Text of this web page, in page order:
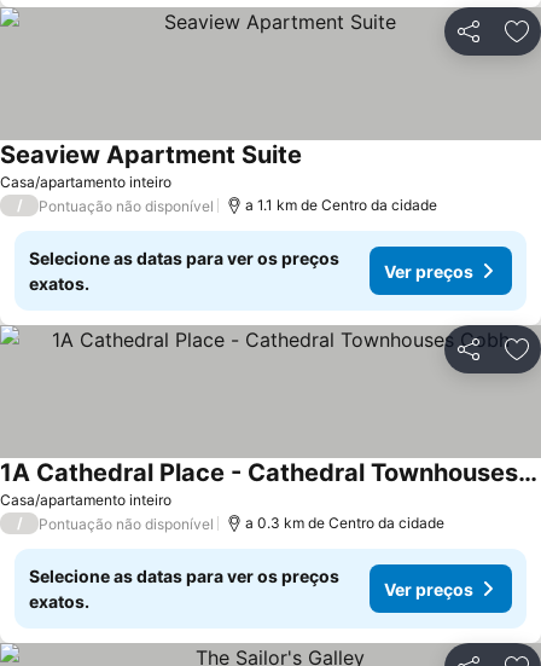
Partilhar
Casa/apartamento inteiro
Seaview Apartment Suite
/ Pontuação não disponível a 1.1 km de Centro da cidade
Selecione as datas para ver os preços
exatos.
Ver preços
Partilhar
Casa/apartamento inteiro
1A Cathedral Place - Cathedral Townhouses Cobh
/ Pontuação não disponível a 0.3 km de Centro da cidade
Selecione as datas para ver os preços
exatos.
Ver preços